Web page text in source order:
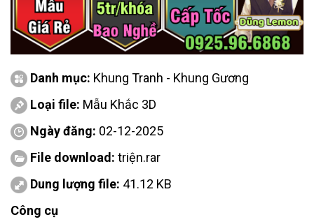
Danh mục: Khung Tranh - Khung Gương
Loại file: Mẫu Khắc 3D
Ngày đăng: 02-12-2025
File download: triện.rar
Dung lượng file: 41.12 KB
Công cụ